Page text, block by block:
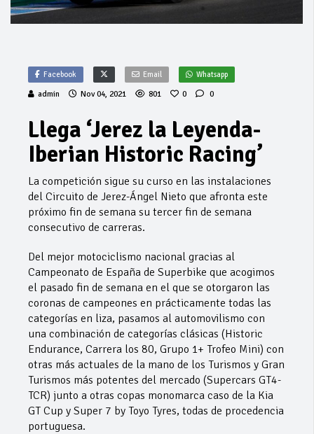
Facebook Email Whatsapp
admin Nov 04, 2021 801 0 0
Llega ‘Jerez la Leyenda-
Iberian Historic Racing’
La competición sigue su curso en las instalaciones
del Circuito de Jerez-Ángel Nieto que afronta este
próximo fin de semana su tercer fin de semana
consecutivo de carreras.
Del mejor motociclismo nacional gracias al
Campeonato de España de Superbike que acogimos
el pasado fin de semana en el que se otorgaron las
coronas de campeones en prácticamente todas las
categorías en liza, pasamos al automovilismo con
una combinación de categorías clásicas (Historic
Endurance, Carrera los 80, Grupo 1+ Trofeo Mini) con
otras más actuales de la mano de los Turismos y Gran
Turismos más potentes del mercado (Supercars GT4-
TCR) junto a otras copas monomarca caso de la Kia
GT Cup y Super 7 by Toyo Tyres, todas de procedencia
portuguesa.